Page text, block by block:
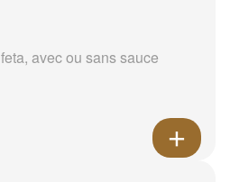
avec ou sans sauce